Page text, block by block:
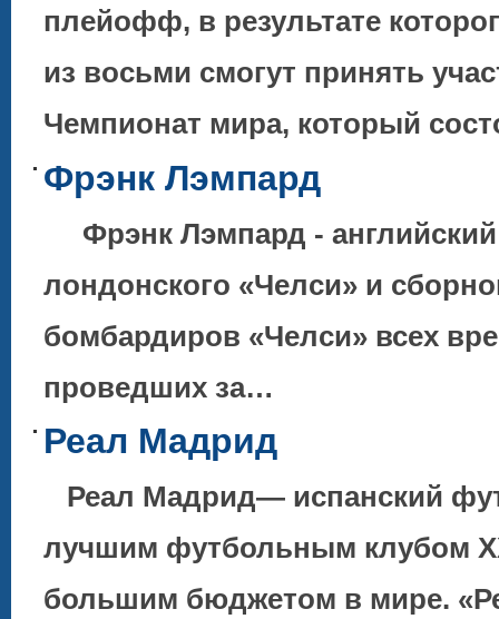
плейофф, в результате
из восьми смогут принять
Чемпионат мира, который
Фрэнк Лэмпард
Фрэнк Лэмпард -
лондонского «Челси» и
бомбардиров «Челси» всех
проведших за…
Реал Мадрид
Реал Мадрид— испанский
лучшим футбольным клубом
большим бюджетом в мире.